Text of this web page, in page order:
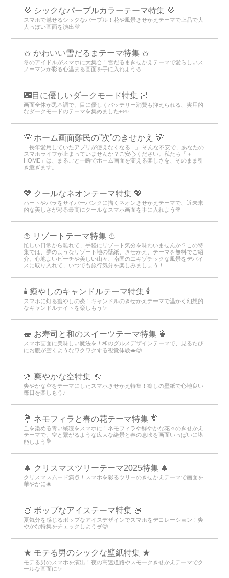
💜 シックなパープルカラーテーマ特集 💜
スマホで魅せるシックなパープル！花や風景きせかえテーマで上品で大
人っぽい画面を演出💜
⛄️ かわいい雪だるまテーマ特集️ ⛄️
冬のアイドルがスマホに大集合！雪だるまきせかえテーマで愛らしいス
ノーマンが彩る心温まる画面を手に入れよう️⛄️
🌃目に優しいダークモード特集 🌌
画面全体が黒基調で、目に優しくバッテリー消費も抑えられる、実用的
なダークモードのテーマを集めました👀✨
🐻 ホーム画面難民の”次”のきせかえ 🐻
「長年愛用していたアプリが使えなくなる...」 そんな不安で、あなたの
スマホライフが止まっていませんか？ご安心ください。私たち「＋
HOME」は、まるごと一瞬でホーム画面を変える楽しさを、そのまま引
き継ぎます。
💖 クールなネオンテーマ特集 💖
ハートやバラをサイバーパンクに描くネオンきせかえテーマで、近未来
的な美しさが彩る最高にクールなスマホ画面を手に入れよう🌹
⛵ リゾートテーマ特集 ⛵
忙しい日常から離れて、手軽にリゾート気分を味わいませんか？この特
集では、夢のようなリゾート地の壁紙、きせかえ、テーマを無料でご紹
介。心地よいビーチや美しい山々、南国のエキゾチックな風景をデバイ
スに取り入れて、いつでも旅行気分を楽しみましょう！
🕯️ 癒やしのキャンドルテーマ特集 🕯️
スマホに灯る癒やしの炎！キャンドルのきせかえテーマで温かく幻想的
なキャンドルナイトを楽しもう️✨️
🍣 お寿司と和のスイーツテーマ特集 🍵
スマホ画面に美味しい魔法を！和のグルメデザインテーマで、見るたび
にお腹が空くようなワクワクする視覚体験🍣😋
🌞 爽やかな空特集 🌞
爽やかな空をテーマにしたスマホきせかえ特集！癒しの壁紙で心地良い
毎日を楽しもう♪
💐 ネモフィラと春の花テーマ特集 💐
丘を染める青い絨毯をスマホに！ネモフィラや鮮やかな花々のきせかえ
テーマで、空と繋がるような広大な絶景と春の息吹を画面いっぱいに堪
能しよう💐
🎄 クリスマスツリーテーマ2025特集 🎄
クリスマスムード満点！スマホを彩るツリーのきせかえテーマで画面を
華やかに🎄
🍧 ポップなアイステーマ特集 🍧
夏気分を感じるポップなアイスデザインでスマホをデコレーション！爽
やかな特集をチェックしよう🍧😋
★ モテる男のシックな壁紙特集 ★
モテる男のスマホを演出！夜の高速道路やスモークきせかえテーマでク
ールな画面に✨